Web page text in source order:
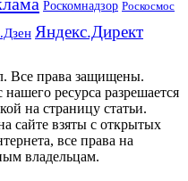
Роскомнадзор Роскосмос
Яндекс.Директ
Все права защищены.
ресурса разрешается
на страницу статьи.
сайте взяты с открытых
все права на
владельцам.